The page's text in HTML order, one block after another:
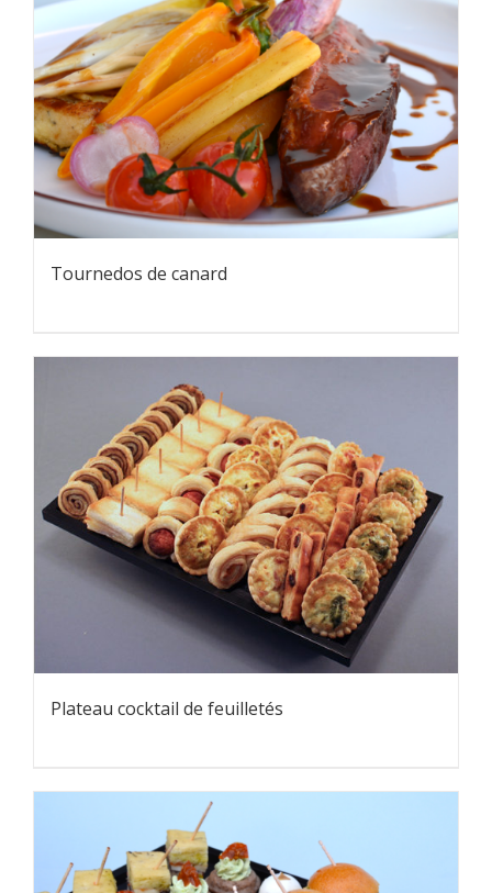
Tournedos de canard
Plateau cocktail de feuilletés